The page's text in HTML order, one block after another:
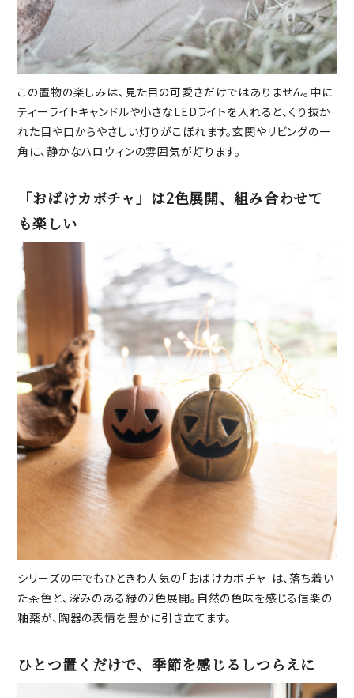
この置物の楽しみは、見た目の可愛さだけではありません。中に
ティーライトキャンドルや小さなLEDライトを入れると、くり抜か
れた目や口からやさしい灯りがこぼれます。玄関やリビングの一
角に、静かなハロウィンの雰囲気が灯ります。
「おばけカボチャ」は2色展開、組み合わせて
も楽しい
シリーズの中でもひときわ人気の「おばけカボチャ」は、落ち着い
た茶色と、深みのある緑の2色展開。自然の色味を感じる信楽の
釉薬が、陶器の表情を豊かに引き立てます。
ひとつ置くだけで、季節を感じるしつらえに